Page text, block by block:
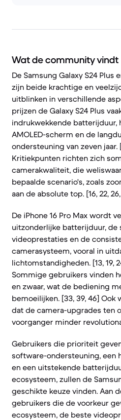
Wat de community vindt
De Samsung Galaxy S24 Plus
zijn beide krachtige en
uitblinken in verschillende
prijzen de Galaxy S24 Plus
indrukwekkende batterijduur,
AMOLED-scherm en de
ondersteuning van zeven jaar.
Kritiekpunten richten zich
camerakwaliteit, die
bepaalde scenario's, zoals
aan de absolute top. [16, 22,
De iPhone 16 Pro Max wordt
uitzonderlijke batterijduur, de
videoprestaties en de
camerasysteem, vooral in
lichtomstandigheden. [13, 19,
Sommige gebruikers vinden
en zwaar, wat de bediening
bemoeilijken. [33, 39, 46]
dat de camera-upgrades ten
voorganger minder
Gebruikers die prioriteit
software-ondersteuning, een
en een uitstekende
ecosysteem, zullen de
geschikte keuze vinden. Aan
gebruikers die de voorkeur
ecosysteem, de beste